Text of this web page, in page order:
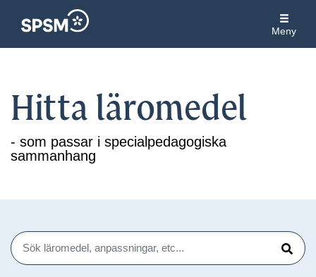
Meny
Hitta läromedel
- som passar i specialpedagogiska
sammanhang
Sök
Sök